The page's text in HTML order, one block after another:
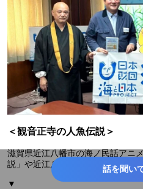
＜観音正寺の人魚伝説＞
滋賀県近江八幡市の海ノ民話アニ
説」や近江八幡市にまつわる情報
▼
話を聞い